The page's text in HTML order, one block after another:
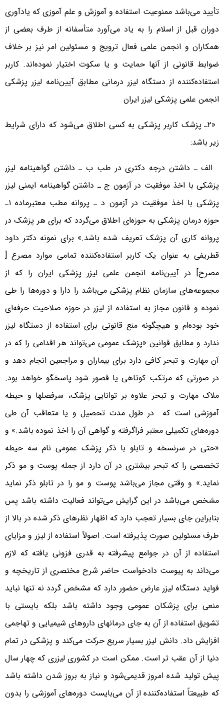
تأیید می‌باشد ممنوعیت استفاده و آموزش و علم آموزی که یادآوری
دوران قبل از اسلام را به یاد می‌آورد متأسفانه از طرف بعضی از
همکاران و انجمن علمی فعال ترویج و مسئولین امر نیز بر خلاف
ضوابط قانونی از آنها حمایت و یا سکوت اختیار نموده‌اند. کاربر
استفاده‌کننده از دستگاه لیزر درمانی مطابق آیین‌نامه لیزر پزشکی
انجمن علمی پزشکی لیزر ایران
«۲ـ پزشک کاربر پزشکی به کسی اطلاق می‌شود که دارای شرایط
زیر باشد:
الف ـ داشتن درجه دکتری در طب ب ـ داشتن گواهینامه لیزر
پزشکی با اخذ موفقیت در آزمون ج ـ داشتن گواهینامه ایمنی لیزر
پزشکی با اخذ موفقیت در آزمون د ـ پروانه مطب معتبرماده ۱ـ
حوزه درمان پزشکی به حوزه‌ای اطلاق می‌گردد که برای هر پزشک در
پروانه کاری آن پزشک تعریف شده باشد.» برای نمونه دکتر داود
قطریفی به عنوان یک کاربر استفاده‌کننده تمامی موارد مصرع [
مصرح] در آیین‌نامه انجمن علمی لیزر پزشکی ایران را که از
مجموعه‌های سازمان نظام پزشکی می‌باشد را دارا و دوره‌ها را طی
نموده و قانون مجاز به استفاده از لیزر در حوزه صلاحیت حرفه‌ای
خود بوده‌ام و هیچگونه منع قانونی برای استفاده از دستگاه لیزر
ندارد و مطابق قوانین «پزشک عمومی می‌تواند هر اقدامی را که در
آن مهارت و تبحر کافی دارد برای بیماران و مراجعین انجام دهد و
در صورتی که مرتکب کوتاهی یا قصور شود پاسخگو خواهد بود.
ملاک مهارت و تبحر علاوه بر توانایی پزشک، سرفصلها و حیطه
آموزشی است که در طول مدت تحصیل و یا متعاقب آن طی
دوره‌های تکمیلی معتبر فراگرفته و گواهی آن را اخذ نموده باشد.» و
«حتی در سرنسخه و تابلو با ذکر پزشک عمومی نام سه حیطه
تخصصی را که تبحر بیشتری در آن دارد از جمله پوست و مو ذکر
نماید.» و وقتی مجاز می‌باشد پوست و مو را در تابلو ذکر نماید
مشخص می‌باشد در این گرایش می‌تواند فعالیت داشته باشد پس
بنابراین جای بسیار تعجب دارد که اظهار نظرهای ذکر شده در بالا از
طرف مسئولین صورت پذیرفته است. اصولاً استفاده از لیزر و مزایای
استفاده از آن در جوامع پیشرفته به قدری فزونی یافته که لازم
می‌داند به پیوست دادخواست حاضر شرح مختصری از تاریخچه و
فواید دستگاه لیزر عارض حضور دارد که مشخص گردد نه تنها نباید
منعی برای پزشکان عمومی وجود داشته باشد بلکه بایستی با
تشویق استفاده از آن به جای درمانهای داروهای شیمیایی و تهاجمی
افزایش داد. دانش لیزر بسیار سریع حرکت می‌کند و پزشکی در تمام
دنیا از آن عقب تر است. ممکن است در کشوری لیزری که چهار سال
پیش تولید شده امروز قدیمی‌شود و نیاز به بروز شدن داشته باشد
که طبیعتاً استفاده‌کننده از آن می‌بایست دوره‌های آموزشی را بدون